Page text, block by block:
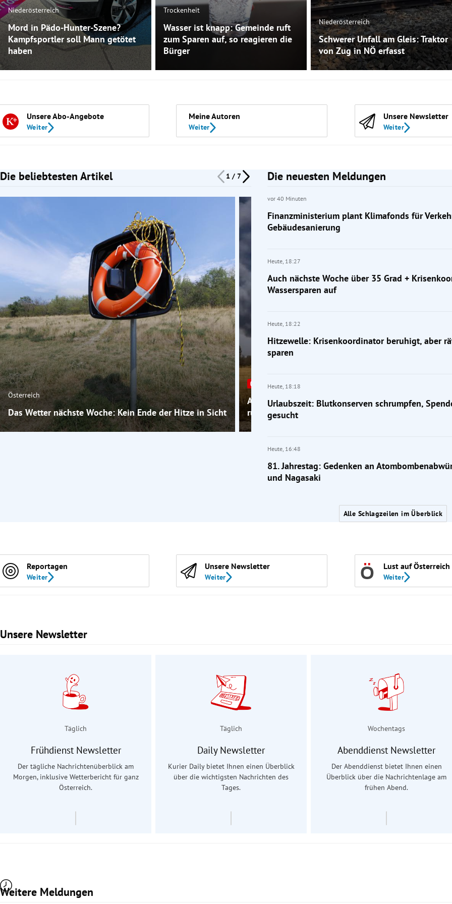
Niederösterreich
Mord in Pädo-Hunter-Szene?
Kampfsportler soll Mann getötet
haben
Trockenheit
Wasser ist knapp: Gemeinde ruft
zum Sparen auf, so reagieren die
Bürger
Niederösterreich
Schwerer Unfall am Gleis: Traktor
von Zug in NÖ erfasst
Unsere Abo-Angebote
Weiter
Meine Autoren
Weiter
Unsere Newsletter
Weiter
Die beliebtesten Artikel 1 / 7
Slide 1 von 7
Österreich
Das Wetter nächste Woche: Kein Ende der Hitze in Sicht
Rekordhitze
Auch nächste Woche über 35 Grad +
ruft zum Wassersparen auf
Die neuesten Meldungen
vor 40 Minuten
Finanzministerium plant Klimafonds für
Gebäudesanierung
Heute, 18:27
Auch nächste Woche über 35 Grad +
Wassersparen auf
Heute, 18:22
Hitzewelle: Krisenkoordinator beruhigt, aber
sparen
Heute, 18:18
Urlaubszeit: Blutkonserven schrumpfen,
gesucht
Heute, 16:48
81. Jahrestag: Gedenken an
und Nagasaki
Alle Schlagzeilen im Überblick
Reportagen
Weiter
Unsere Newsletter
Weiter
Lust auf Österreich
Weiter
Unsere Newsletter
Slide 1 von 3
Täglich
Frühdienst Newsletter
Der tägliche Nachrichtenüberblick am
Morgen, inklusive Wetterbericht für ganz
Österreich.
Täglich
Daily Newsletter
Kurier Daily bietet Ihnen einen Überblick
über die wichtigsten Nachrichten des
Tages.
Wochentags
Abenddienst Newsletter
Der Abenddienst bietet Ihnen einen
Überblick über die Nachrichtenlage am
frühen Abend.
Weitere Meldungen